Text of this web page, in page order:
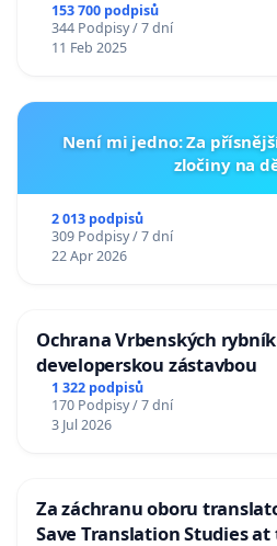
153 700 podpisů
344 Podpisy / 7 dní
11 Feb 2025
Není mi jedno: Za
zločiny na
2 013 podpisů
309 Podpisy / 7 dní
22 Apr 2026
Ochrana Vrbenských
developerskou zástavbou
1 322 podpisů
170 Podpisy / 7 dní
3 Jul 2026
Za záchranu oboru
Save Translation Studies